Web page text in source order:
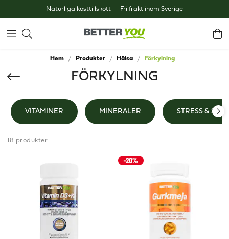
Naturliga kosttillskott Fri frakt inom Sverige
Hem Produkter Hälsa Förkylning
FÖRKYLNING
VITAMINER MINERALER STRESS &
18 produkter